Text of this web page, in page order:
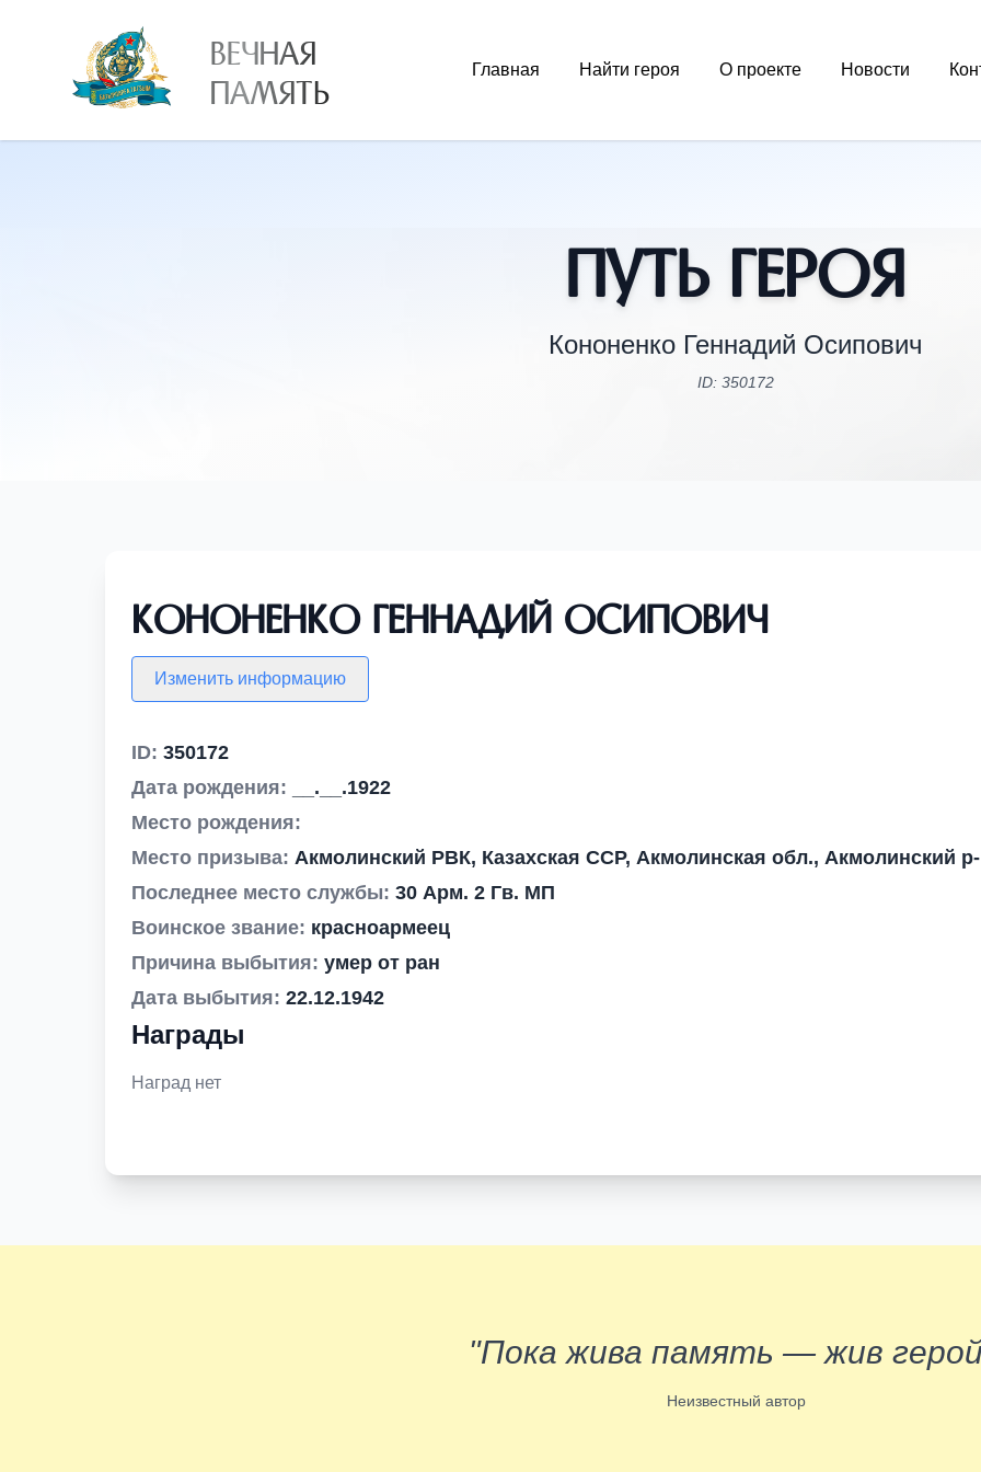
ВЕЧНАЯ
ПАМЯТЬ
Главная Найти героя О проекте Новости
Путь Героя
Кононенко Геннадий Осипович
ID: 350172
Кононенко Геннадий Осипович
Изменить информацию
ID: 350172
Дата рождения:
__.__.1922
Место рождения:
Место призыва: Акмолинский РВК, Казахская ССР, Акмолинская обл., Акмолинский
Последнее место службы: 30 Арм. 2 Гв. МП
Воинское звание: красноармеец
Причина выбытия: умер от ран
Дата выбытия: 22.12.1942
Награды
Наград нет
"Пока жива память — жив
Неизвестный автор